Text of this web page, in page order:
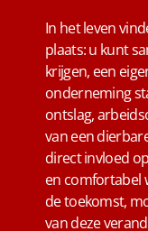
In het leven
plaats: u kunt
krijgen, een
onderneming
ontslag,
van een
direct invloed
en comfortabel
de toekomst,
van deze